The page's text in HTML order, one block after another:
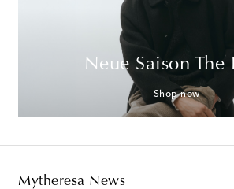
Neue Saison The
Shop now
Mytheresa News